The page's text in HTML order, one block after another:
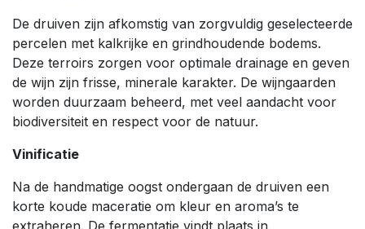
De druiven zijn afkomstig van zorgvuldig geselecteerde
percelen met kalkrijke en grindhoudende bodems.
Deze terroirs zorgen voor optimale drainage en geven
de wijn zijn frisse, minerale karakter. De wijngaarden
worden duurzaam beheerd, met veel aandacht voor
biodiversiteit en respect voor de natuur.
Vinificatie
Na de handmatige oogst ondergaan de druiven een
korte koude maceratie om kleur en aroma’s te
extraheren. De fermentatie vindt plaats in